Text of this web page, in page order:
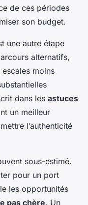
de ces périodes
son budget.
une autre étape
alternatifs,
moins
dans les astuces
un meilleur
l’authenticité
sous-estimé.
pour un port
les opportunités
pas chère. Un